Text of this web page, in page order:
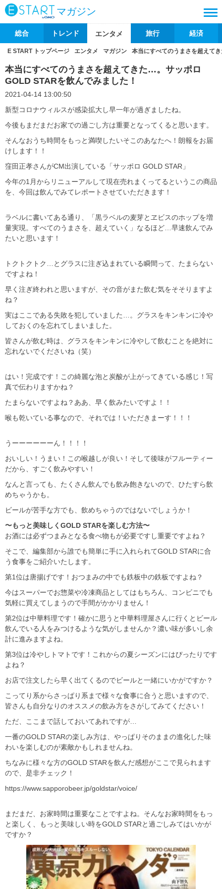
マガジン
総合 トレンド エンタメ 旅行 経済
E START トップページ エンタメ マガジン 本当にすべてのうまさを超えて
本当にすべてのうまさを超えてきた…。サッポロ
GOLD STARを飲んでみました！
2021-04-14 13:00:50
新型コロナウィルスが感染拡大し早一年が過ぎましたね。
今後もまだまだお家での過ごし方は重要となってくると思います。
そんなおうち時間をもっと満喫したいそこのあなたへ！朗報をお届
けします！！
窪田正孝さんがCM出演している「サッポロ GOLD STAR」
今年の1月からリニューアルして現在売れまくってるというこの商品
を、今回は飲んでみてレポートさせていただきます！
ラベルに書いてある通り、「黒ラベルの麦芽とヱビスのホップを増
量実現。すべてのうまさを、超えていく」なるほど…早速飲んでみ
たいと思います！
トクトクトク…とグラスに注ぎ込まれている瞬間って、たまらない
ですよね！
早く注ぎ終われと思いますが、その音がまた飲む気をそそりますよ
ね？
実はここである失敗を犯していました…。グラスをキンキンに冷や
しておくのを忘れてしまいました。
皆さんが飲む時は、グラスをキンキンに冷やして飲むことを絶対に
忘れないでくださいね（笑）
はい！完成です！この綺麗な泡と炭酸が上がってきている感じ！写
真で伝わりますかね？
たまらないですよね？ああ、早く飲みたいですよ！！
喉も乾いている事なので、それでは！いただきまーす！！！
うーーーーーーん！！！！
おいしい！うまい！この喉越しが良い！そして後味がフルーティー
だから、すごく飲みやすい！
なんと言っても、たくさん飲んでも飲み飽きないので、ひたすら飲
めちゃうかも。
ビールが苦手な方でも、飲めちゃうのではないでしょうか！
〜もっと美味しくGOLD STARを楽しむ方法〜
お酒には必ずつまみとなる食べ物もが必要ですし重要ですよね？
そこで、編集部から誰でも簡単に手に入れられてGOLD STARに合
う食事をご紹介いたします。
第1位は唐揚げです！おつまみの中でも鉄板中の鉄板ですよね？
今はスーパーでお惣菜や冷凍商品としてはもちろん、コンビニでも
気軽に買えてしまうので手間がかかりません！
第2位は中華料理です！確かに思うと中華料理屋さんに行くとビール
飲んでいる人をみつけるような気がしませんか？濃い味が多いし余
計に進みますよね。
第3位は冷やしトマトです！これからの夏シーズンにはぴったりです
よね？
お店で注文したら早く出てくるのでビールと一緒にいかがですか？
こってり系からさっぱり系まで様々な食事に合うと思いますので、
皆さんも自分なりのオススメの飲み方をさがしてみてください！
ただ、ここまで話しておいてあれですが…
一番のGOLD STARの楽しみ方は、やっぱりそのままの進化した味
わいを楽しむのが素敵かもしれませんね。
ちなみに様々な方のGOLD STARを飲んだ感想がここで見られます
ので、是非チェック！
https://www.sapporobeer.jp/goldstar/voice/
まだまだ、お家時間は重要なことですよね。そんなお家時間をもっ
と楽しく、もっと美味しい時をGOLD STARと過ごしみてはいかが
ですか？